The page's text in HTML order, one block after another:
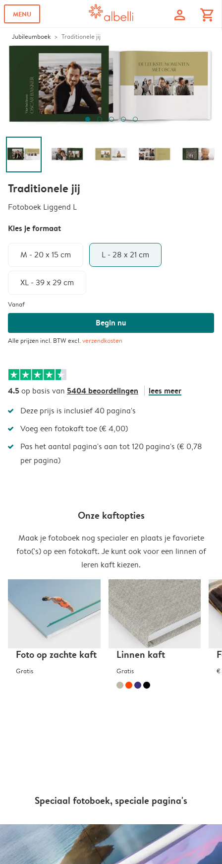
MENU profile shopping_cart
Jubileumboek Traditionele jij
Traditionele jij
Fotoboek Liggend L
Kies je formaat
M - 20 x 15 cm L - 28 x 21 cm
XL - 39 x 29 cm
Vanaf
Begin nu
Alle prijzen incl. BTW excl.verzendkosten
4.5op basis van 5404 beoordelingen lees meer
Deze prijs is inclusief 40 pagina's
Voeg een fotokaft toe (€ 4,00)
Pas het aantal pagina's aan tot 120 pagina's (€ 0,78
per pagina)
Onze kaftopties
Maak je fotoboek nog specialer en plaats je favoriete
foto('s) op een fotokaft. Je kunt ook voor een linnen of
leren kaft kiezen.
Foto op zachte kaft
Gratis
Linnen kaft
Gratis €
Speciaal fotoboek, speciale pagina's